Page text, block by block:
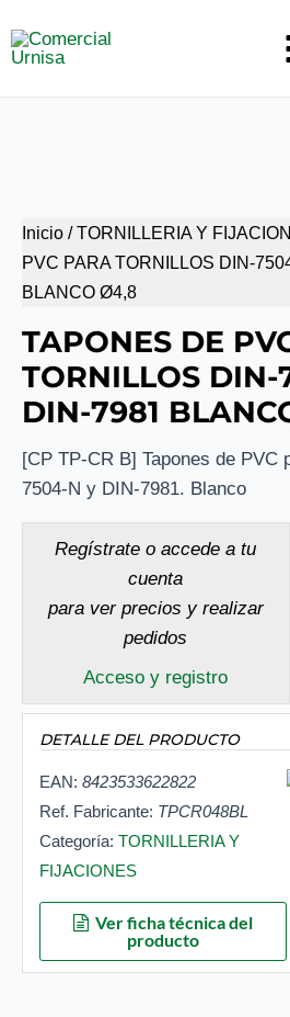
al
Inicio /TORNILLERIA Y
PVC PARA TORNILLOS DIN-
BLANCO Ø4,8
TAPONES DE
TORNILLOS
DIN-7981
[CP TP-CR B] Tapones de PVC
7504-N y DIN-7981. Blanco
Regístrate o accede a tu
cuenta
para ver precios y realizar
pedidos
Acceso y registro
DETALLE DEL PRODUCTO
EAN: 8423533622822
Ref. Fabricante: TPCR048BL
Categoría: TORNILLERIA Y
FIJACIONES
Ver ficha técnica del
producto